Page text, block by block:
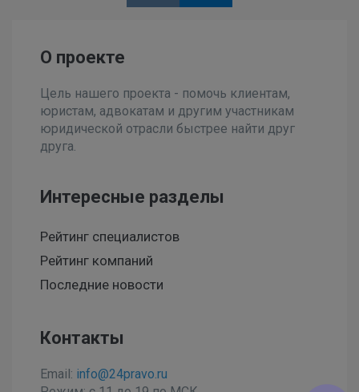
О проекте
Цель нашего проекта - помочь клиентам,
юристам, адвокатам и другим участникам
юридической отрасли быстрее найти друг
друга.
Интересные разделы
Рейтинг специалистов
Рейтинг компаний
Последние новости
Контакты
Email: info@24pravo.ru